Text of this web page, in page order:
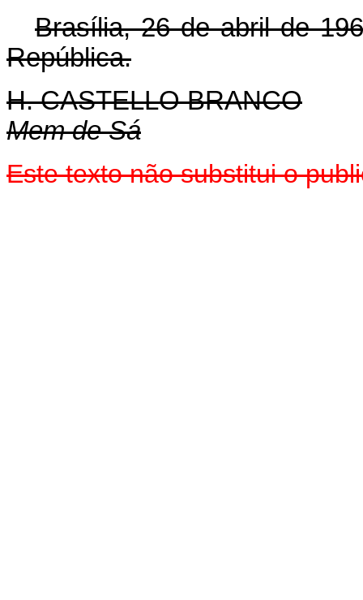
Brasília, 26 de abril de
República.
H. CASTELLO BRANCO
Mem de Sá
Este texto não substitui o